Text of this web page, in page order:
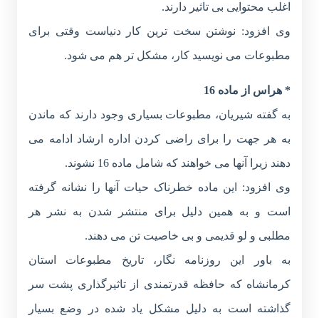
اغلب محتوایی بی تاثیر دارند.
وی افزود: نوشتن سخت ترین کار دنیاست وقتی برای
مطبوعات می نویسید کار، مشکل تر هم می شود.
* هراس از ماده 16
به گفته شیریان، مطبوعات بسیاری وجود دارند که ماندن
به هر جهت را برای راضی کردن اداره ارشاد ادامه می
دهند زیرا آنها می خواهند که شامل ماده 16 نشوند.
وی افزود: این ماده خطرناک حیات آنها را نشانه گرفته
است و به همین دلیل برای منتشر شدن به نشر هر
مطلبی و لو قدیمی و بی خاصیت تن می دهند.
به باور این روزنامه نگار، تاریخ مطبوعات استان
کرمانشاه که حافظه قدرتمندی از تاثیرگذاری پشت سر
گذاشته است به دلیل مشکل یاد شده در وضع بسیار